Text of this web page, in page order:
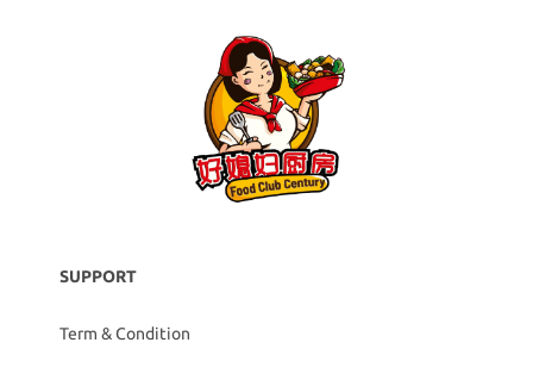
SUPPORT
Term & Condition